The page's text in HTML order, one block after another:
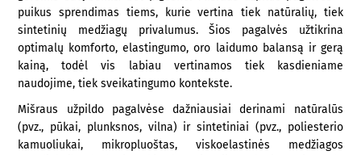
puikus sprendimas tiems, kurie vertina tiek natūralių, tiek
sintetinių medžiagų privalumus. Šios pagalvės užtikrina
optimalų komforto, elastingumo, oro laidumo balansą ir gerą
kainą, todėl vis labiau vertinamos tiek kasdieniame
naudojime, tiek sveikatingumo kontekste.
Mišraus užpildo pagalvėse dažniausiai derinami natūralūs
(pvz., pūkai, plunksnos, vilna) ir sintetiniai (pvz., poliesterio
kamuoliukai, mikropluoštas, viskoelastinės medžiagos